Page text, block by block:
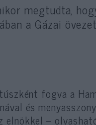
megtudta,
a Gázai
fogva a
és
–